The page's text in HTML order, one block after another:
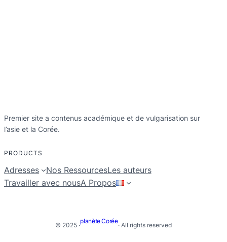
Premier site a contenus académique et de vulgarisation sur
l’asie et la Corée.
PRODUCTS
Adresses Nos RessourcesLes auteurs
Travailler avec nousA Propos
© 2025 ·
planète Corée
· All rights reserved